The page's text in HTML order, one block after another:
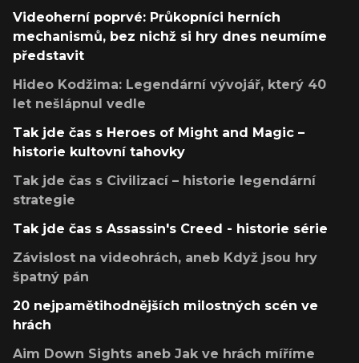
Videoherní poprvé: Průkopníci herních
mechanismů, bez nichž si hry dnes neumíme
představit
Hideo Kodžima: Legendární vývojář, který 40
let nešlápnul vedle
Tak jde čas s Heroes of Might and Magic –
historie kultovní tahovky
Tak jde čas s Civilizací – historie legendární
strategie
Tak jde čas s Assassin's Creed - historie série
Závislost na videohrách, aneb Když jsou hry
špatný pán
20 nejpamětihodnějších milostných scén ve
hrách
Aim Down Sights aneb Jak ve hrách míříme